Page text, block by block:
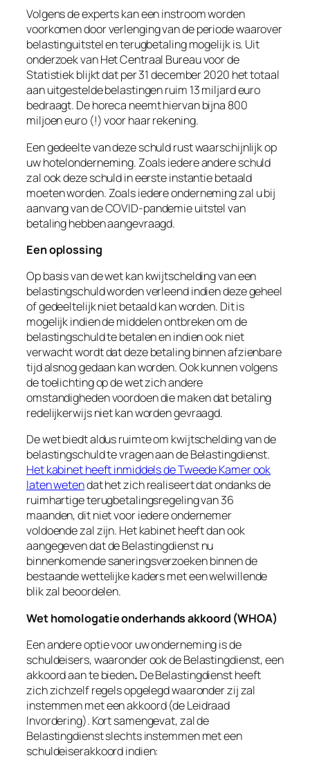
Volgens de experts kan een instroom worden
voorkomen door verlenging van de periode waarover
belastinguitstel en terugbetaling mogelijk is. Uit
onderzoek van Het Centraal Bureau voor de
Statistiek blijkt dat per 31 december 2020 het totaal
aan uitgestelde belastingen ruim 13 miljard euro
bedraagt. De horeca neemt hiervan bijna 800
miljoen euro (!) voor haar rekening.
Een gedeelte van deze schuld rust waarschijnlijk op
uw hotelonderneming. Zoals iedere andere schuld
zal ook deze schuld in eerste instantie betaald
moeten worden. Zoals iedere onderneming zal u bij
aanvang van de COVID-pandemie uitstel van
betaling hebben aangevraagd.
Een oplossing
Op basis van de wet kan kwijtschelding van een
belastingschuld worden verleend indien deze geheel
of gedeeltelijk niet betaald kan worden. Dit is
mogelijk indien de middelen ontbreken om de
belastingschuld te betalen en indien ook niet
verwacht wordt dat deze betaling binnen afzienbare
tijd alsnog gedaan kan worden. Ook kunnen volgens
de toelichting op de wet zich andere
omstandigheden voordoen die maken dat betaling
redelijkerwijsniet kan worden gevraagd.
De wet biedt aldus ruimte om kwijtschelding van de
belastingschuld te vragen aan de Belastingdienst.
Het kabinet heeft inmiddels de Tweede Kamer ook
laten wetendat het zich realiseert dat ondanks de
ruimhartige terugbetalingsregeling van 36
maanden, dit niet voor iedere ondernemer
voldoende zal zijn. Het kabinet heeft dan ook
aangegeven dat de Belastingdienst nu
binnenkomende saneringsverzoeken binnen de
bestaande wettelijke kaders meteen welwillende
blikzal beoordelen.
Wet homologatie onderhands akkoord (WHOA)
Een andere optie voor uw onderneming is de
schuldeisers, waaronder ook de Belastingdienst, een
akkoord aan te bieden. De Belastingdienst heeft
zich zichzelf regels opgelegd waaronder zij zal
instemmen met een akkoord (de Leidraad
Invordering). Kort samengevat, zal de
Belastingdienst slechts instemmen met een
schuldeiserakkoord indien: